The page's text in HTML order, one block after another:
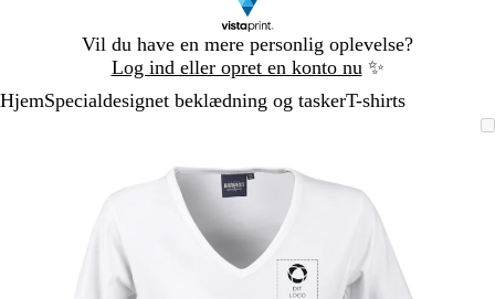
Vil du have en mere personlig oplevelse?
Log ind eller opret en konto nu ✨
1
HjemSpecialdesignet beklædning og taskerT-shirts
minimum
at
udvide
plus
og
minus
til
at
zoome